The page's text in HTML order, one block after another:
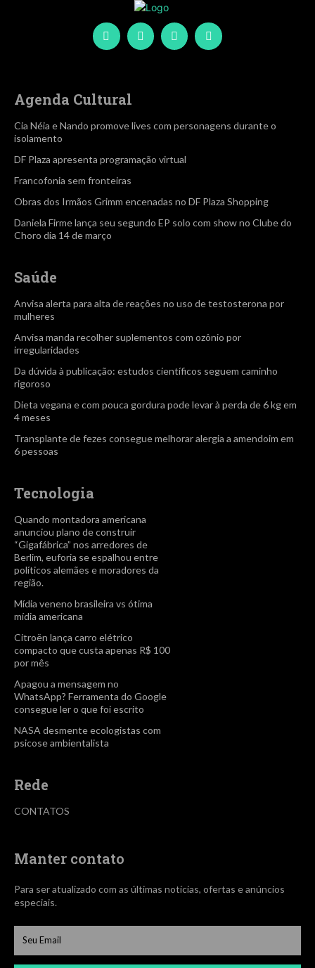
Agenda Cultural
Cia Néia e Nando promove lives com personagens durante o
isolamento
DF Plaza apresenta programação virtual
Francofonia sem fronteiras
Obras dos Irmãos Grimm encenadas no DF Plaza Shopping
Daniela Firme lança seu segundo EP solo com show no Clube do
Choro dia 14 de março
Saúde
Anvisa alerta para alta de reações no uso de testosterona por
mulheres
Anvisa manda recolher suplementos com ozônio por
irregularidades
Da dúvida à publicação: estudos científicos seguem caminho
rigoroso
Dieta vegana e com pouca gordura pode levar à perda de 6 kg em
4 meses
Transplante de fezes consegue melhorar alergia a amendoim em
6 pessoas
Tecnologia
Quando montadora americana
anunciou plano de construir
“Gigafábrica” nos arredores de
Berlim, euforia se espalhou entre
políticos alemães e moradores da
região.
Mídia veneno brasileira vs ótima
mídia americana
Citroën lança carro elétrico
compacto que custa apenas R$ 100
por mês
Apagou a mensagem no
WhatsApp? Ferramenta do Google
consegue ler o que foi escrito
NASA desmente ecologistas com
psicose ambientalista
Rede
CONTATOS
Manter contato
Para ser atualizado com as últimas notícias, ofertas e anúncios
especiais.